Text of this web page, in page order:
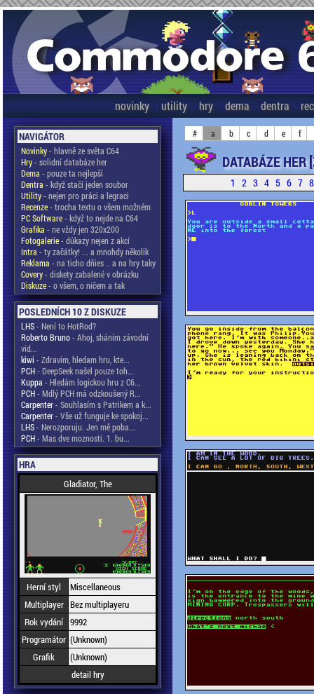
novinky utility hry dema dentra
NAVIGÁTOR
Novinky- hlavně ze světa C64
Hry- solidní databáze her
Dema - pouze ta nejlepší
Dentra - když stačí jeden soubor
Utility- nejen pro práci a legraci
Recenze- trocha textu o všem možném
PC Software- když to nejde na C64
Grafika - ne vždy jen 320x200
Fotogalerie- důkazy nejen z akcí
Intra - ty začátky! ... a mnohdy několik
Reklama - na ticho dňies .. a na hry taky
Covery- diskety zabalené v obrázku
Diskuze- o všem, o ničem a tak
POSLEDNÍCH 10 Z DISKUZE
LHS- Není to HotRod?
Roberto Bruno- Ahoj, sháním závodní
vid...
kiwi - Zdravim, hledam hru, kte...
PCH- DeepSeek našel pouze toh...
Kuppa - Hledám logickou hru z C6...
PCH- Mdlý PCH má odzkoušený R...
Carpenter- Souhlasím s Patrikem a k...
Carpenter- Vše už funguje ke spokoj...
LHS- Nerozporuju. Jen mě poba...
PCH- Mas dve moznosti. 1. bu...
HRA
Gladiator, The
Herní styl
Miscellaneous
Multiplayer Bez multiplayeru
Rok vydání 9992
Programátor (Unknown)
Grafik
(Unknown)
detail hry
# a b c d e f
DATABÁZE
1 2 3 4 5 6 7